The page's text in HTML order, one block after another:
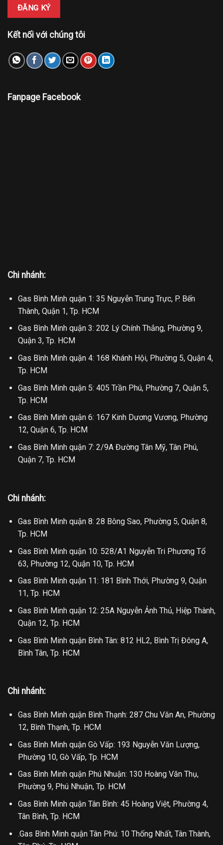
Kết nối với chúng tôi
Fanpage Facebook
Chi nhánh:
Gas Bình Minh quận 1: 35 Nguyễn Trung Trực, P. Bến
Thành, Quận 1, Tp. HCM
Gas Bình Minh quận 3: 202 Lý Chính Thắng, Phường 9,
Quận 3, Tp. HCM
Gas Bình Minh quận 4: 168 Khánh Hội, Phường 5, Quận 4,
Tp. HCM
Gas Bình Minh quận 5: 405 Trần Phú, Phường 7, Quận 5,
Tp. HCM
Gas Bình Minh quận 6: 167 Kinh Dương Vương, Phường
12, Quận 6, Tp. HCM
Gas Bình Minh quận 7: 2/9A Đường Tân Mỹ, Tân Phú,
Quận 7, Tp. HCM
Chi nhánh:
Gas Bình Minh quận 8: 28 Bông Sao, Phường 5, Quận 8,
Tp. HCM
Gas Bình Minh quận 10: 528/A1 Nguyễn Tri Phương Tổ
63, Phường 12, Quận 10, Tp. HCM
Gas Bình Minh quận 11: 181 Bình Thới, Phường 9, Quận
11, Tp. HCM
Gas Bình Minh quận 12: 25A Nguyễn Ảnh Thủ, Hiệp Thành,
Quận 12, Tp. HCM
Gas Bình Minh quận Bình Tân: 812 HL2, Bình Trị Đông A,
Bình Tân, Tp. HCM
Chi nhánh:
Gas Bình Minh quận Bình Thạnh: 287 Chu Văn An, Phường
12, Bình Thạnh, Tp. HCM
Gas Bình Minh quận Gò Vấp: 193 Nguyễn Văn Lượng,
Phường 10, Gò Vấp, Tp. HCM
Gas Bình Minh quận Phú Nhuận: 130 Hoàng Văn Thụ,
Phường 9, Phú Nhuận, Tp. HCM
Gas Bình Minh quận Tân Bình: 45 Hoàng Việt, Phường 4,
Tân Bình, Tp. HCM
.Gas Bình Minh quận Tân Phú: 10 Thống Nhất, Tân Thành,